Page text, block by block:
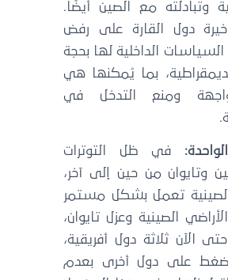
وتبادلته مع الصين أيضًا.
دول القارة على رفض
الداخلية لها بحجة
بما يُمكنها هي
ومنع التدخل في
في ظل التوترات
وتايوان من حين إلى آخر،
الصينية تعمل بشكل مستمر
الصينية وعزل تايوان،
الآن ثلاثة دول أفريقية،
على دول أخرى بعدم